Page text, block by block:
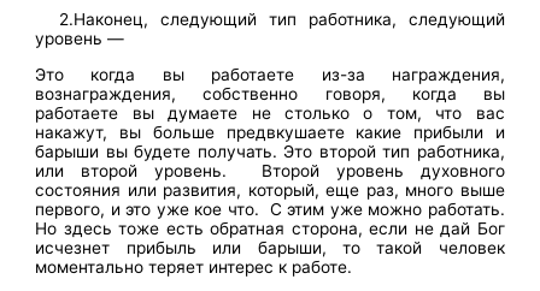
2.Наконец, следующий тип работника, следующий
уровень —
Это когда вы работаете из-за награждения,
вознаграждения, собственно говоря, когда вы
работаете вы думаете не столько о том, что вас
накажут, вы больше предвкушаете какие прибыли и
барыши вы будете получать. Это второй тип работника,
или второй уровень. Второй уровень духовного
состояния или развития, который, еще раз, много выше
первого, и это уже кое что. С этим уже можно работать.
Но здесь тоже есть обратная сторона, если не дай Бог
исчезнет прибыль или барыши, то такой человек
моментально теряет интерес к работе.